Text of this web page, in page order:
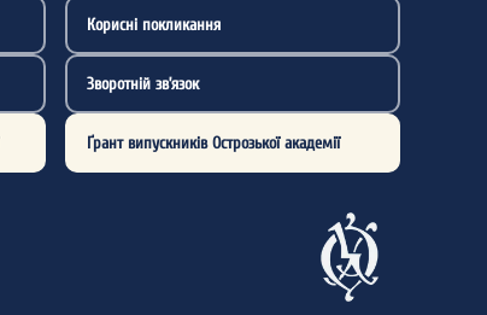
Корисні покликання
Зворотній зв’язок
Ґрант випускників Острозької академії